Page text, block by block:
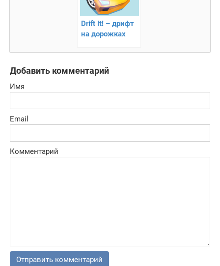
Drift It! – дрифт
на дорожках
Добавить комментарий
Имя
Email
Комментарий